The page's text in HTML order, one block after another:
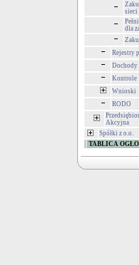
sieci
dla
Rejestry
Dochody
Kontrole
Wnioski
RODO
Akcyjna
Spółki z o.o.
TABLICA